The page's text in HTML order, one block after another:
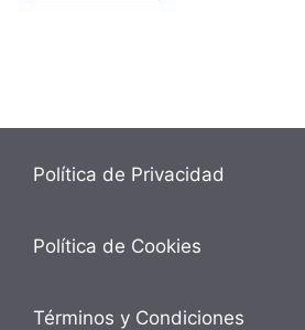
Política de Privacidad
Política de Cookies
Términos y Condiciones